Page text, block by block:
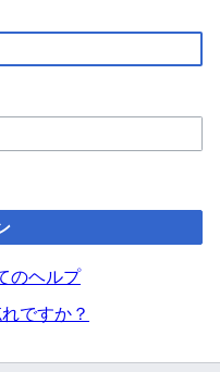
のヘルプ
ですか？